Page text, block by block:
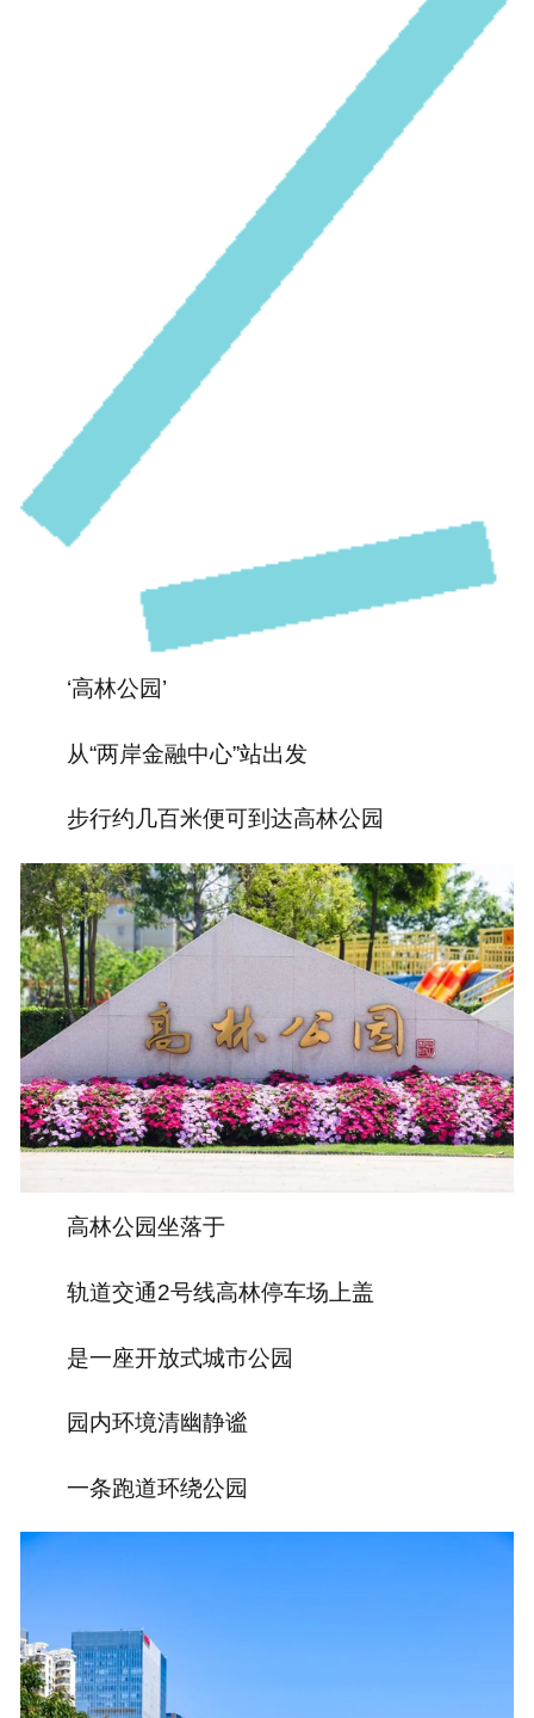
‘高林公园’
从“两岸金融中心”站出发
步行约几百米便可到达高林公园
高林公园坐落于
轨道交通2号线高林停车场上盖
是一座开放式城市公园
园内环境清幽静谧
一条跑道环绕公园